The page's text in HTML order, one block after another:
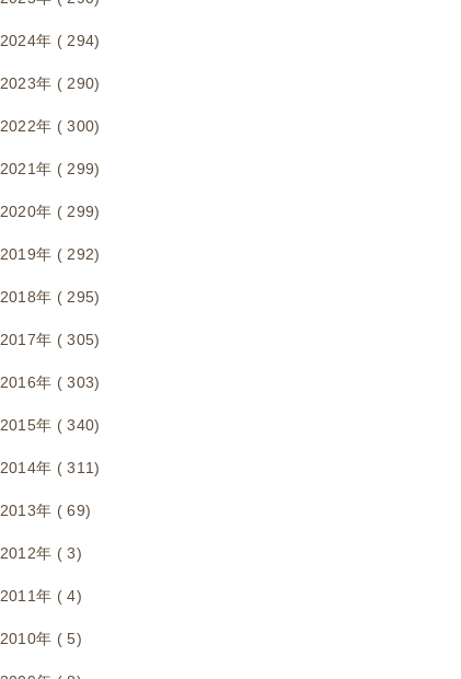
2024年 ( 294)
2023年 ( 290)
2022年 ( 300)
2021年 ( 299)
2020年 ( 299)
2019年 ( 292)
2018年 ( 295)
2017年 ( 305)
2016年 ( 303)
2015年 ( 340)
2014年 ( 311)
2013年 ( 69)
2012年 ( 3)
2011年 ( 4)
2010年 ( 5)